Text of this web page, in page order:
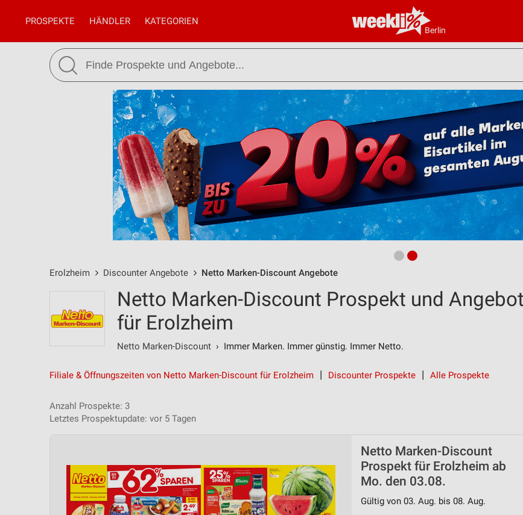
Berlin
PROSPEKTE HÄNDLER KATEGORIEN
Erolzheim Discounter Angebote Netto Marken-Discount Angebote
Netto Marken-Discount Prospekt und
für Erolzheim
Netto Marken-Discount › Immer Marken. Immer günstig. Immer Netto.
Filiale & Öffnungszeiten von Netto Marken-Discount für Erolzheim Discounter Prospekte Alle Prospekte
Anzahl Prospekte: 3
Letztes Prospektupdate: vor 5 Tagen
Netto Marken-Discount
Prospekt für Erolzheim ab
Mo. den 03.08.
Gültig von 03. Aug. bis 08. Aug.